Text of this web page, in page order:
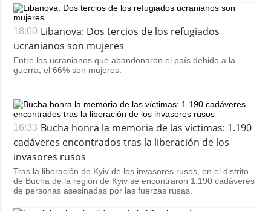
18:00 Libanova: Dos tercios de los refugiados
ucranianos son mujeres
Entre los ucranianos que abandonaron el país debido a la
guerra, el 66% son mujeres.
16:33 Bucha honra la memoria de las víctimas: 1.190
cadáveres encontrados tras la liberación de los
invasores rusos
Tras la liberación de Kyiv de los invasores rusos, en el distrito
de Bucha de la región de Kyiv se encontraron 1.190 cadáveres
de personas asesinadas por las fuerzas rusas.